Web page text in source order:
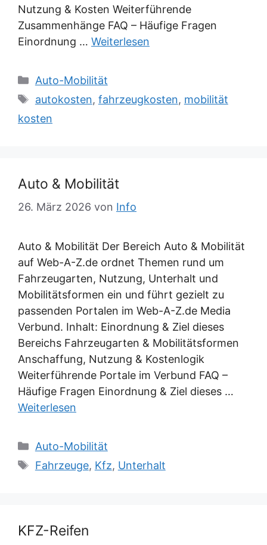
Nutzung & Kosten Weiterführende
Zusammenhänge FAQ – Häufige Fragen
Einordnung … Weiterlesen
Kategorien
Auto-Mobilität
Schlagwörter
autokosten, fahrzeugkosten, mobilität
kosten
Auto & Mobilität
26. März 2026 von Info
Auto & Mobilität Der Bereich Auto & Mobilität
auf Web-A-Z.de ordnet Themen rund um
Fahrzeugarten, Nutzung, Unterhalt und
Mobilitätsformen ein und führt gezielt zu
passenden Portalen im Web-A-Z.de Media
Verbund. Inhalt: Einordnung & Ziel dieses
Bereichs Fahrzeugarten & Mobilitätsformen
Anschaffung, Nutzung & Kostenlogik
Weiterführende Portale im Verbund FAQ –
Häufige Fragen Einordnung & Ziel dieses …
Weiterlesen
Kategorien
Auto-Mobilität
Schlagwörter
Fahrzeuge, Kfz, Unterhalt
KFZ-Reifen